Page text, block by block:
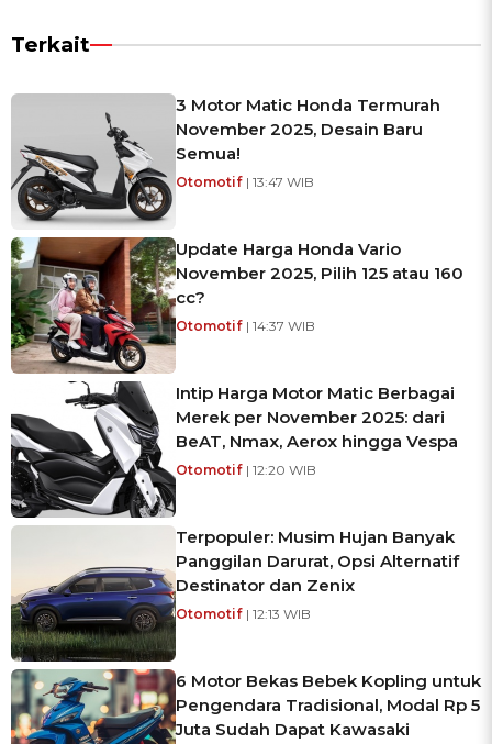
Terkait
3 Motor Matic Honda Termurah
November 2025, Desain Baru
Semua!
Otomotif | 13:47 WIB
Update Harga Honda Vario
November 2025, Pilih 125 atau 160
cc?
Otomotif | 14:37 WIB
Intip Harga Motor Matic Berbagai
Merek per November 2025: dari
BeAT, Nmax, Aerox hingga Vespa
Otomotif | 12:20 WIB
Terpopuler: Musim Hujan Banyak
Panggilan Darurat, Opsi Alternatif
Destinator dan Zenix
Otomotif | 12:13 WIB
6 Motor Bekas Bebek Kopling untuk
Pengendara Tradisional, Modal Rp 5
Juta Sudah Dapat Kawasaki